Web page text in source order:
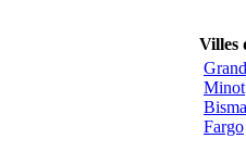
Villes
Minot
Fargo